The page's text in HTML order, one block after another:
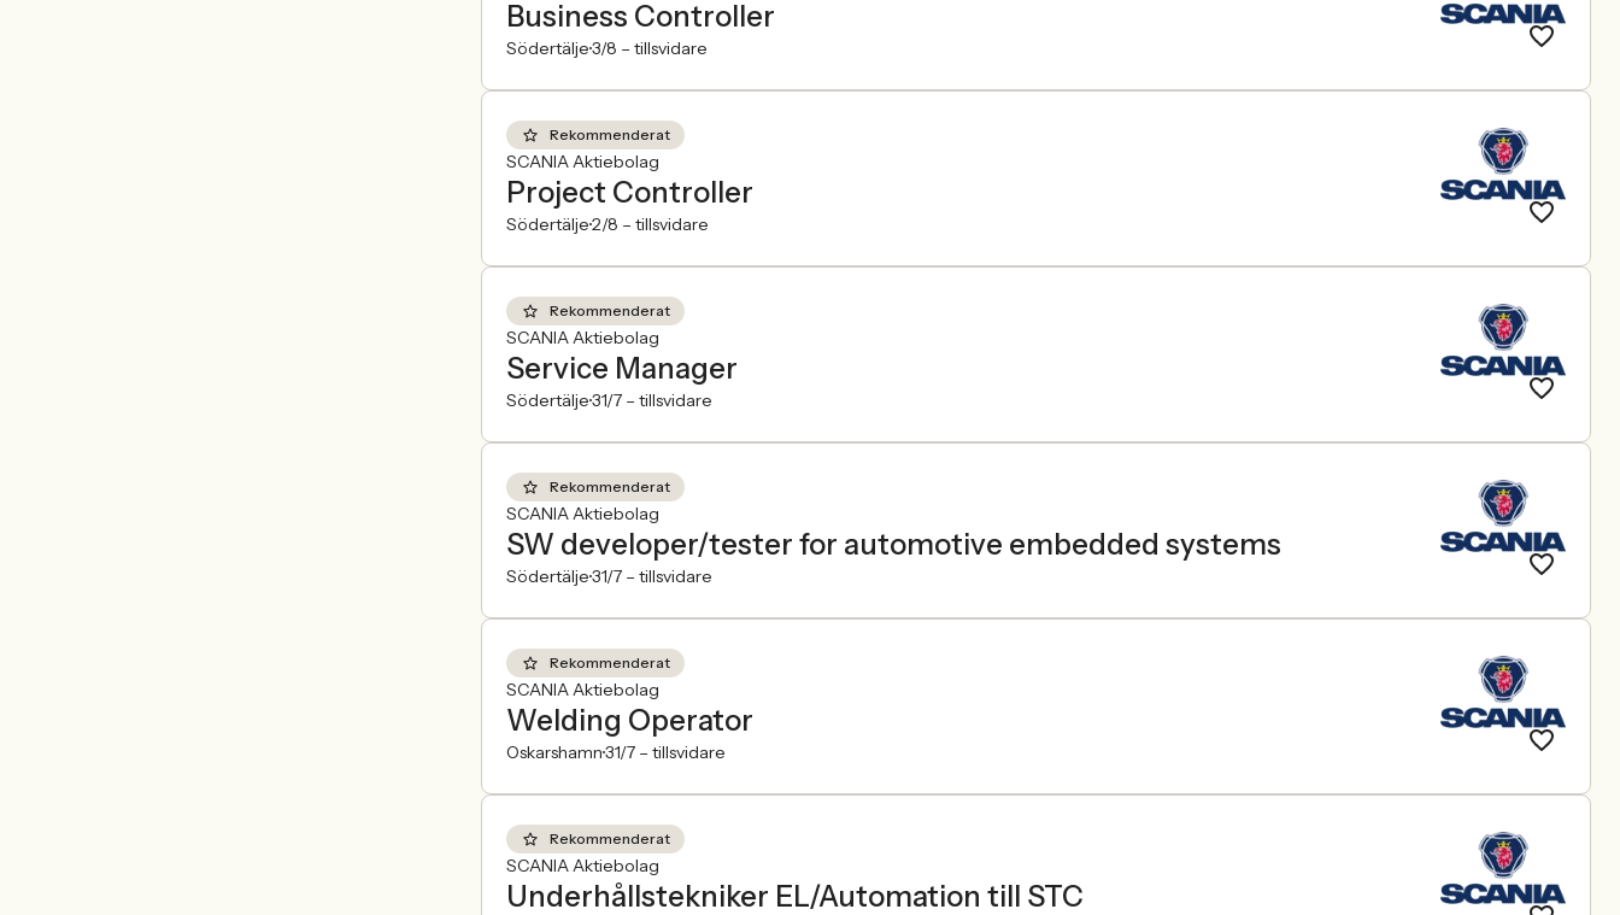
Business Controller
Södertälje3/8 – tillsvidare
Rekommenderat
SCANIA Aktiebolag
Project Controller
Södertälje2/8 – tillsvidare
Rekommenderat
SCANIA Aktiebolag
Service Manager
Södertälje31/7 – tillsvidare
Rekommenderat
SCANIA Aktiebolag
SW developer/tester for automotive embedded systems
Södertälje31/7 – tillsvidare
Rekommenderat
SCANIA Aktiebolag
Welding Operator
Oskarshamn31/7 – tillsvidare
Rekommenderat
SCANIA Aktiebolag
Underhållstekniker EL/Automation till STC